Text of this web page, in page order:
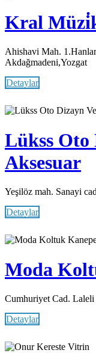
Kral
Ahishavi Mah.
Akdağmadeni,Yozgat
Detaylar
Lükss Oto
Aksesuar
Yeşilöz mah. Sanayi
Detaylar
Moda
Cumhuriyet Cad. Laleli
Detaylar
Vitrin